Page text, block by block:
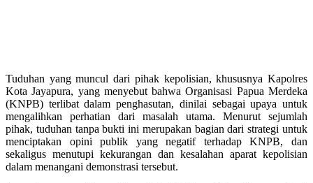
Tuduhan yang muncul dari pihak kepolisian, khususnya Kapolres
Kota Jayapura, yang menyebut bahwa Organisasi Papua Merdeka
(KNPB) terlibat dalam penghasutan, dinilai sebagai upaya untuk
mengalihkan perhatian dari masalah utama. Menurut sejumlah
pihak, tuduhan tanpa bukti ini merupakan bagian dari strategi untuk
menciptakan opini publik yang negatif terhadap KNPB, dan
sekaligus menutupi kekurangan dan kesalahan aparat kepolisian
dalam menangani demonstrasi tersebut.